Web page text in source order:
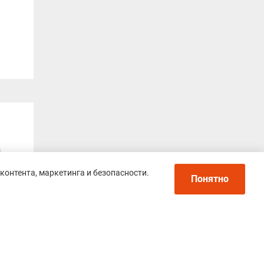
маркетинга и безопасности.
Понятно